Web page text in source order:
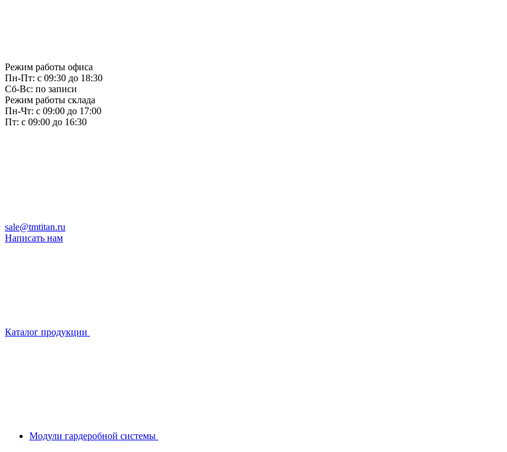
Режим работы офиса
Пн-Пт: с 09:30 до 18:30
Сб-Вс: по записи
Режим работы склада
Пн-Чт: с 09:00 до 17:00
Пт: с 09:00 до 16:30
sale@tmtitan.ru
Написать нам
Каталог продукции
Модули гардеробной системы